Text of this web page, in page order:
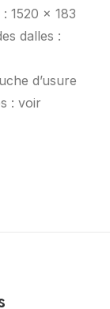
1520 x 183
dalles :
d’usure
: voir